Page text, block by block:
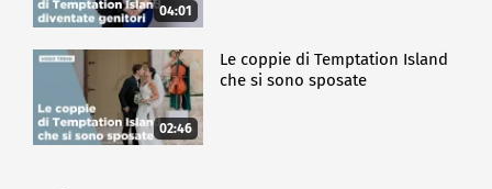
04:01
02:46
Le coppie di Temptation Island
che si sono sposate